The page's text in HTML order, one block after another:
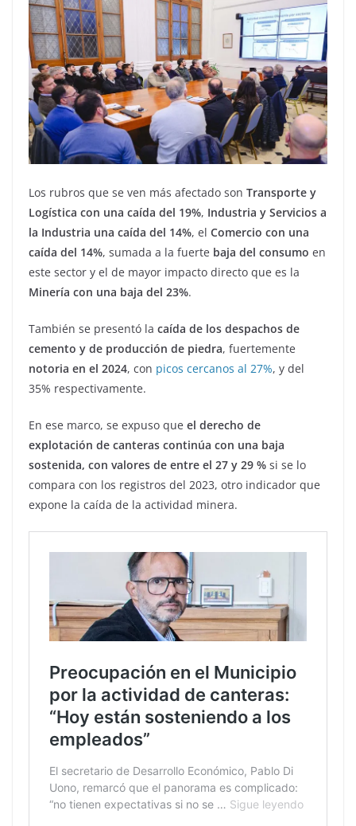
Los rubros que se ven más afectado son Transporte y
Logística con una caída del 19%, Industria y Servicios a
la Industria una caída del 14%, el Comercio con una
caída del 14%, sumada a la fuerte baja del consumo en
este sector y el de mayor impacto directo que es la
Minería con una baja del 23%.
También se presentó la caída de los despachos de
cemento y de producción de piedra, fuertemente
notoria en el 2024, con picos cercanos al 27%, y del
35% respectivamente.
En ese marco, se expuso que el derecho de
explotación de canteras continúa con una baja
sostenida, con valores de entre el 27 y 29 % si se lo
compara con los registros del 2023, otro indicador que
expone la caída de la actividad minera.